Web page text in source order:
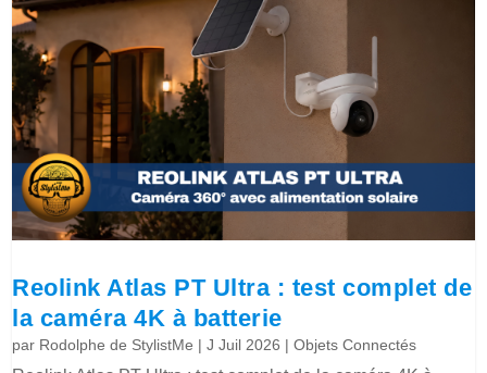
Reolink Atlas PT Ultra : test complet de
la caméra 4K à batterie
par Rodolphe de StylistMe |J Juil 2026 |Objets Connectés